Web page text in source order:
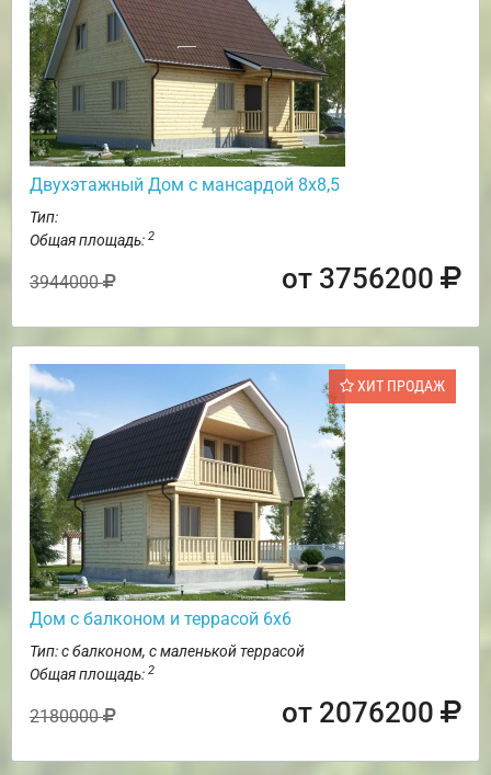
Двухэтажный Дом с мансардой 8х8,5
Тип:
Общая площадь: 2
3944000 от 3756200
ХИТ ПРОДАЖ
Дом с балконом и террасой 6х6
Тип: с балконом, с маленькой террасой
Общая площадь: 2
2180000 от 2076200